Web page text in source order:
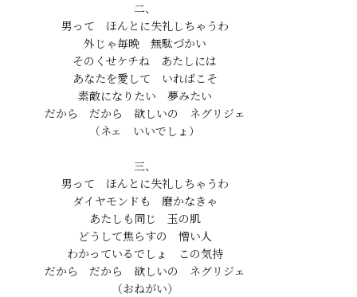
二、
男って　ほんとに失礼しちゃうわ
外じゃ毎晩　無駄づかい
そのくせケチね　あたしには
あなたを愛して　いればこそ
素敵になりたい　夢みたい
だから　だから　欲しいの　ネグリジェ
三、
男って　ほんとに失礼しちゃうわ
ダイヤモンドも　磨かなきゃ
あたしも同じ　玉の肌
どうして焦らすの　憎い人
わかっているでしょ　この気持
だから　だから　欲しいの　ネグリジェ